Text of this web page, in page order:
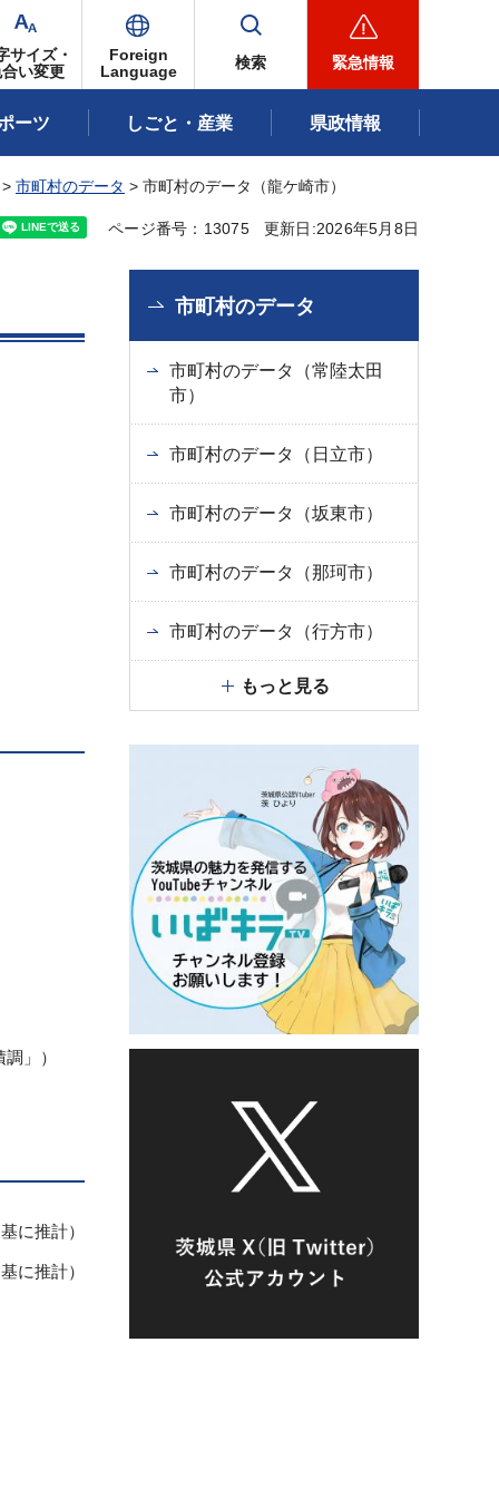
サイズ・
い変更
Foreign
Language
検索 緊急情報
ーツ しごと・産業 県政情報
市町村のデータ > 市町村のデータ（龍ケ崎市）
ページ番号：13075 更新日:2026年5月8日
」）
に推計）
に推計）
市町村のデータ
市町村のデータ（常陸太田
市）
市町村のデータ（日立市）
市町村のデータ（坂東市）
市町村のデータ（那珂市）
市町村のデータ（行方市）
もっと見る